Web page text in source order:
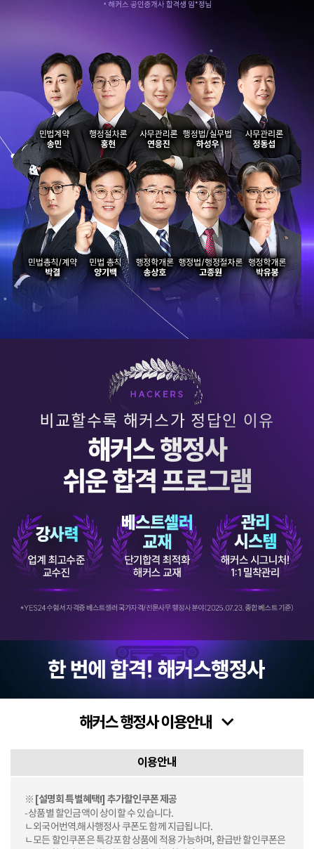
이용안내
※ [설명회 특별혜택!] 추가할인쿠폰 제공
-상품별 할인금액이 상이할 수 있습니다.
ㄴ외국어번역.해사행정사 쿠폰도 함께 지급됩니다.
ㄴ모든 할인쿠폰은 특강포함 상품에 적용 가능하며, 환급반 할인쿠폰은